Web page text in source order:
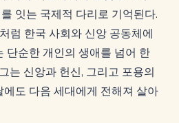
잇는 국제적 다리로 기억된다.
럼 한국 사회와 신앙 공동체에
단순한 개인의 생애를 넘어 한
는 신앙과 헌신, 그리고 포용의
도 다음 세대에게 전해져 살아